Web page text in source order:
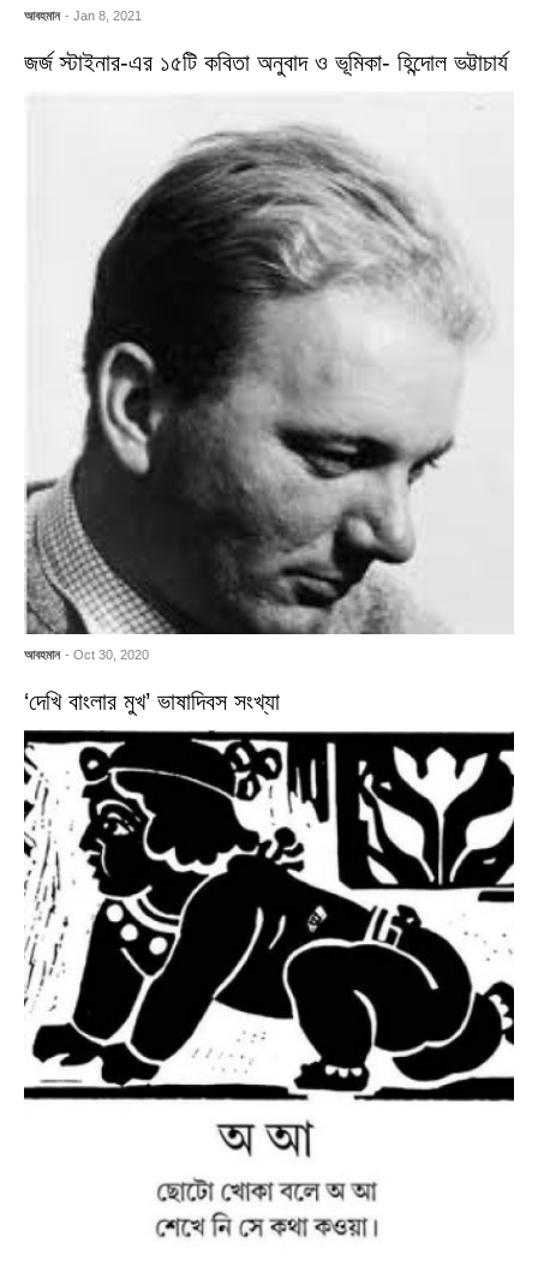
আবহমান - Jan 8, 2021
জর্জ স্টাইনার-এর ১৫টি কবিতা অনুবাদ ও ভূমিকা- হিন্দোল ভট্টাচার্য
আবহমান - Oct 30, 2020
‘দেখি বাংলার মুখ’ ভাষাদিবস সংখ্যা